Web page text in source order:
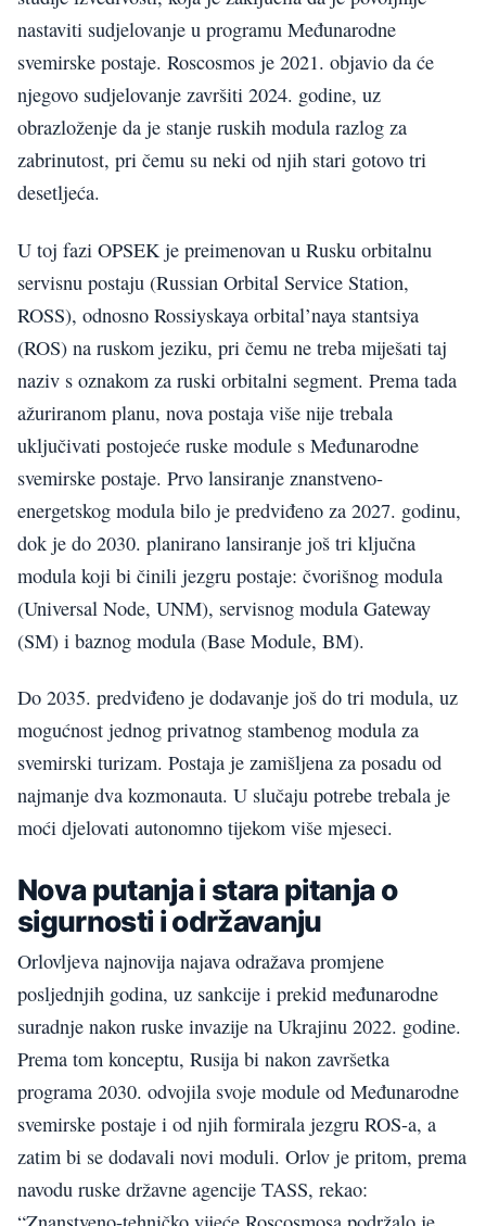
nastaviti sudjelovanje u programu Međunarodne
svemirske postaje. Roscosmos je 2021. objavio da će
njegovo sudjelovanje završiti 2024. godine, uz
obrazloženje da je stanje ruskih modula razlog za
zabrinutost, pri čemu su neki od njih stari gotovo tri
desetljeća.
U toj fazi OPSEK je preimenovan u Rusku orbitalnu
servisnu postaju (Russian Orbital Service Station,
ROSS), odnosno Rossiyskaya orbital’naya stantsiya
(ROS) na ruskom jeziku, pri čemu ne treba miješati taj
naziv s oznakom za ruski orbitalni segment. Prema tada
ažuriranom planu, nova postaja više nije trebala
uključivati postojeće ruske module s Međunarodne
svemirske postaje. Prvo lansiranje znanstveno-
energetskog modula bilo je predviđeno za 2027. godinu,
dok je do 2030. planirano lansiranje još tri ključna
modula koji bi činili jezgru postaje: čvorišnog modula
(Universal Node, UNM), servisnog modula Gateway
(SM) i baznog modula (Base Module, BM).
Do 2035. predviđeno je dodavanje još do tri modula, uz
mogućnost jednog privatnog stambenog modula za
svemirski turizam. Postaja je zamišljena za posadu od
najmanje dva kozmonauta. U slučaju potrebe trebala je
moći djelovati autonomno tijekom više mjeseci.
Nova putanja i stara pitanja o
sigurnosti i održavanju
Orlovljeva najnovija najava odražava promjene
posljednjih godina, uz sankcije i prekid međunarodne
suradnje nakon ruske invazije na Ukrajinu 2022. godine.
Prema tom konceptu, Rusija bi nakon završetka
programa 2030. odvojila svoje module od Međunarodne
svemirske postaje i od njih formirala jezgru ROS-a, a
zatim bi se dodavali novi moduli. Orlov je pritom, prema
navodu ruske državne agencije TASS, rekao: